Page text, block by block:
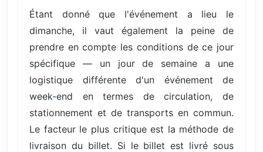
Étant donné que l'événement a lieu le
dimanche, il vaut également la peine de
prendre en compte les conditions de ce jour
spécifique — un jour de semaine a une
logistique différente d'un événement de
week-end en termes de circulation, de
stationnement et de transports en commun.
Le facteur le plus critique est la méthode de
livraison du billet. Si le billet est livré sous